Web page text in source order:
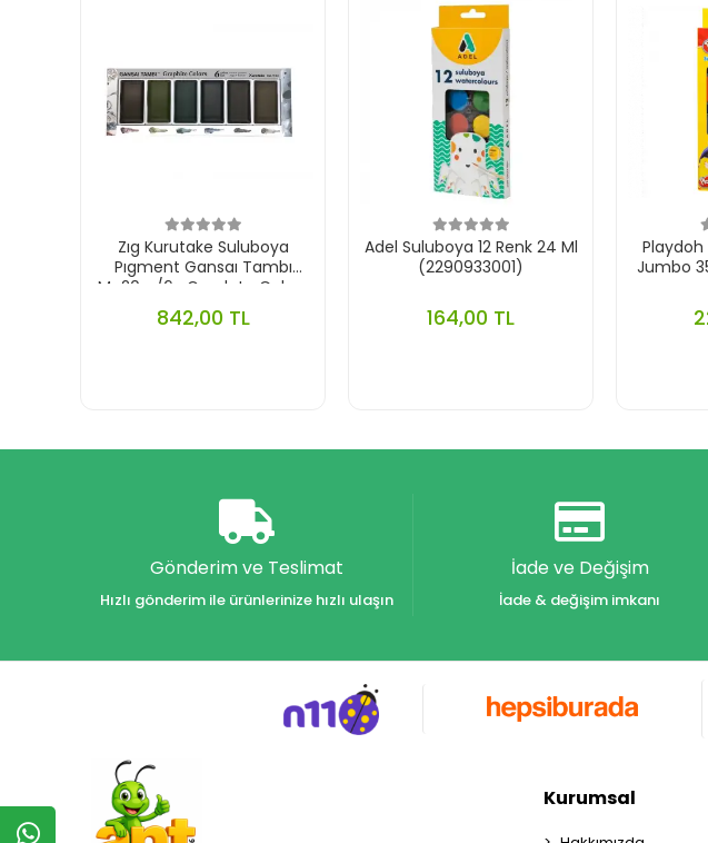
Zıg Kurutake Suluboya
Pıgment Gansaı Tambı
Mc20gr/6v Graphıte Colors
6lı 209930
842,00 TL
Adel Suluboya 12 Renk 24 Ml
(2290933001)
164,00 TL
Playdoh
Jumbo
Gönderim ve Teslimat
Hızlı gönderim ile ürünlerinize hızlı ulaşın
İade ve Değişim
İade & değişim imkanı
Kurumsal